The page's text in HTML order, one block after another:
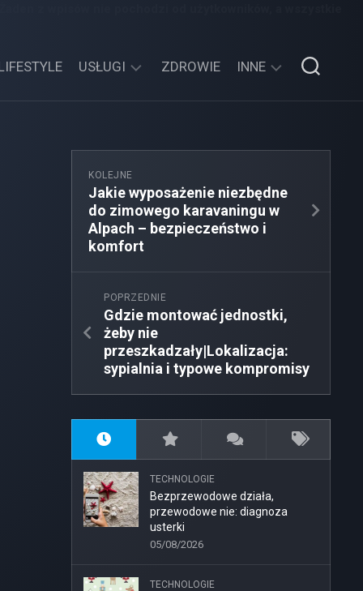
USŁUGI ZDROWIE INNE
MOTORYZACJA,
TRANSPORT
KOLEJNE
Jakie wyposażenie niezbędne
do zimowego karavaningu w
Alpach – bezpieczeństwo i
komfort
POPRZEDNIE
Gdzie montować jednostki,
żeby nie
przeszkadzały|Lokalizacja:
sypialnia i typowe kompromisy
TECHNOLOGIE
Bezprzewodowe działa,
przewodowe nie: diagnoza
usterki
05/08/2026
TECHNOLOGIE